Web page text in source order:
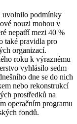
uvolnilo podmínky
nouzi mohou v
nepatří mezi 40 %
také pravidla pro
organizací.
roku k výraznému
vyhlásilo sedm
dne se do nich
nebo rekonstrukcí
prostředků na
operačním programu
fondů.